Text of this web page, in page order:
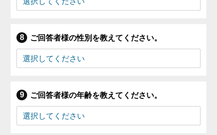
ご回答者様の性別を教えてください。
ご回答者様の年齢を教えてください。